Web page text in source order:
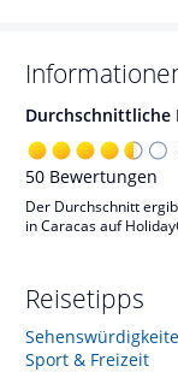
Durchschnittliche
50 Bewertungen
Der Durchschnitt
in Caracas auf
Reisetipps
Sport & Freizeit